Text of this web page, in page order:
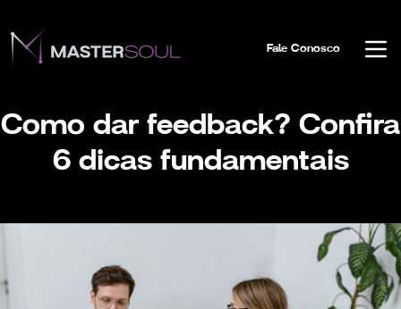
Fale Conosco
Como dar feedback? Confira
6 dicas fundamentais